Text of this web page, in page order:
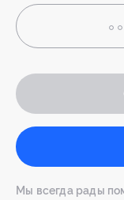
Мы всегда рады